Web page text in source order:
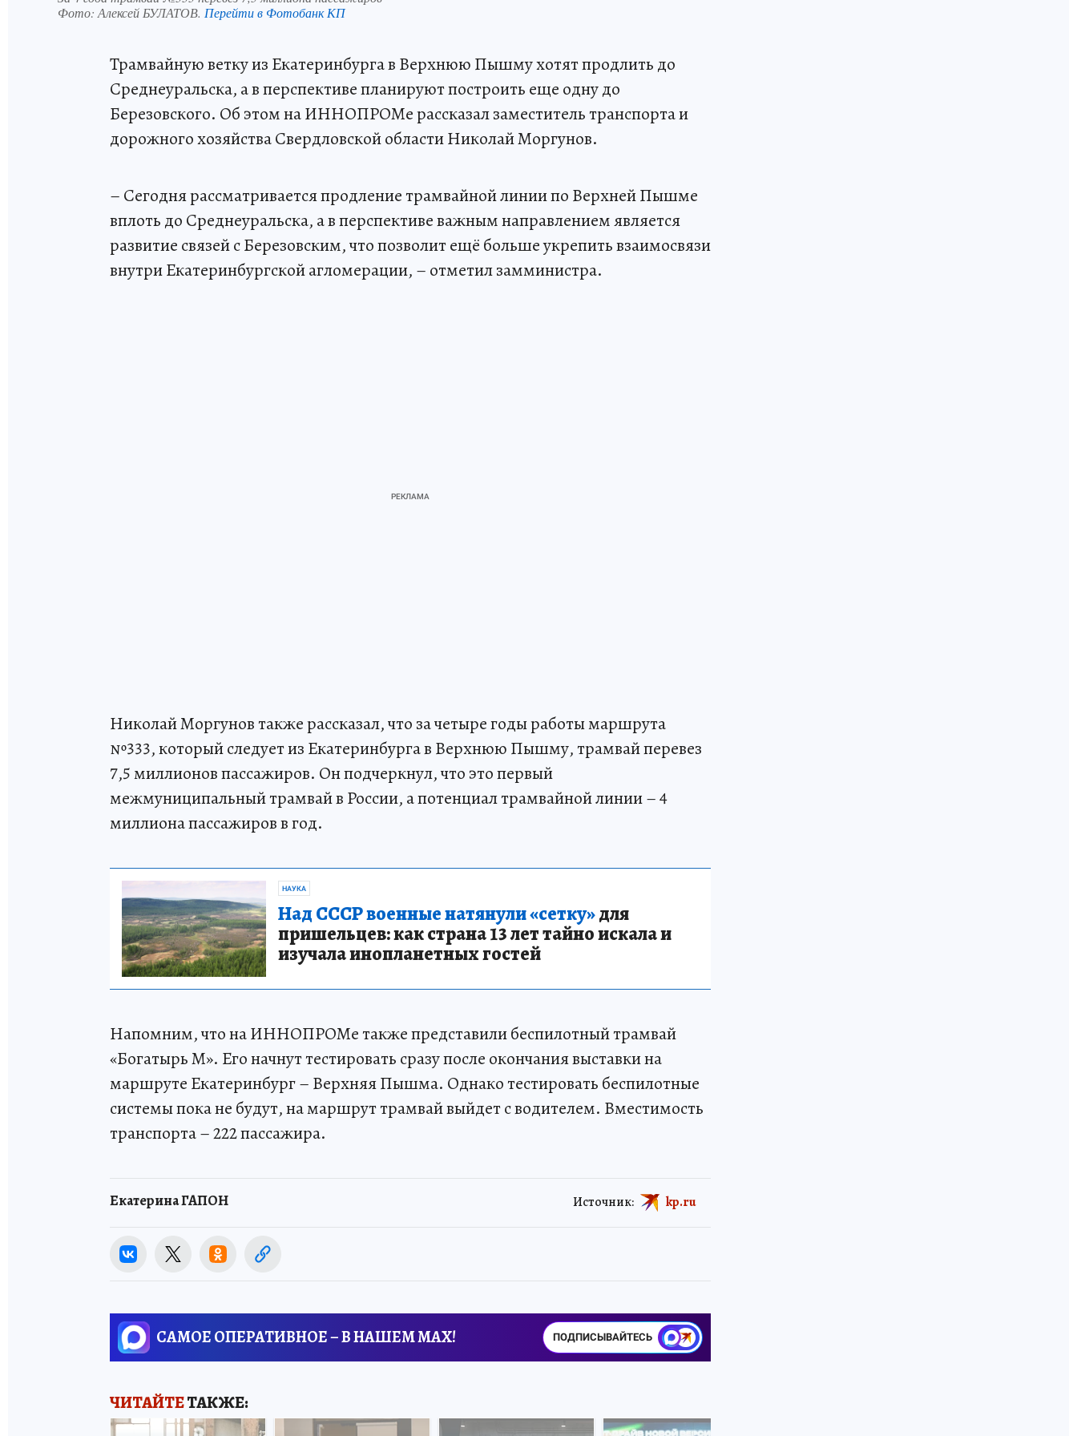
Фото: Алексей БУЛАТОВ. Перейти в Фотобанк КП
Трамвайную ветку из Екатеринбурга в Верхнюю Пышму хотят продлить до
Среднеуральска, а в перспективе планируют построить еще одну до
Березовского. Об этом на ИННОПРОМе рассказал заместитель транспорта и
дорожного хозяйства Свердловской области Николай Моргунов.
– Сегодня рассматривается продление трамвайной линии по Верхней Пышме
вплоть до Среднеуральска, а в перспективе важным направлением является
развитие связей с Березовским, что позволит ещё больше укрепить взаимосвязи
внутри Екатеринбургской агломерации, – отметил замминистра.
Николай Моргунов также рассказал, что за четыре годы работы маршрута
№333, который следует из Екатеринбурга в Верхнюю Пышму, трамвай перевез
7,5 миллионов пассажиров. Он подчеркнул, что это первый
межмуниципальный трамвай в России, а потенциал трамвайной линии – 4
миллиона пассажиров в год.
НАУКА
Над СССР военные натянули «сетку»для
пришельцев: как страна 13 лет тайно искала и
изучала инопланетных гостей
Напомним, что на ИННОПРОМе также представили беспилотный трамвай
«Богатырь М». Его начнут тестировать сразу после окончания выставки на
маршруте Екатеринбург – Верхняя Пышма. Однако тестировать беспилотные
системы пока не будут, на маршрут трамвай выйдет с водителем. Вместимость
транспорта – 222 пассажира.
Екатерина ГАПОН Источник: kp.ru
САМОЕ ОПЕРАТИВНОЕ – В НАШЕМ MAX! ПОДПИСЫВАЙТЕСЬ
ЧИТАЙТЕТАКЖЕ: